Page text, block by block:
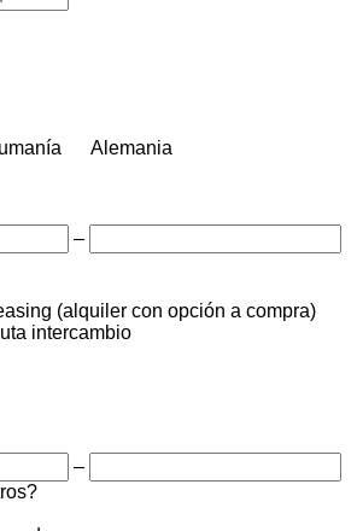
Alemania
–
(alquiler con opción a compra)
intercambio
–